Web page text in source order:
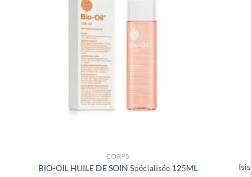
CORPS
BIO-OIL HUILE DE SOIN Spécialisée 125ML